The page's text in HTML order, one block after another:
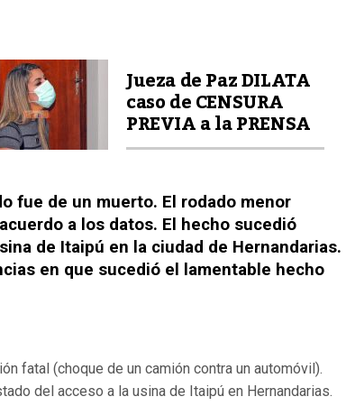
Jueza de Paz DILATA
caso de CENSURA
PREVIA a la PRENSA
fue de un muerto. El rodado menor
a los datos. El hecho sucedió
de Itaipú en la ciudad de Hernandarias.
en que sucedió el lamentable hecho
fatal (choque de un camión contra un automóvil).
del acceso a la usina de Itaipú en Hernandarias.